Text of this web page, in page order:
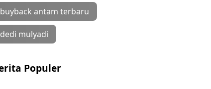
buyback antam terbaru
dedi mulyadi
Populer